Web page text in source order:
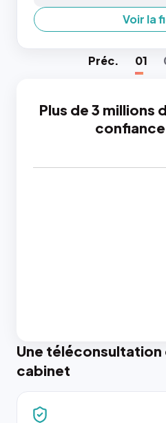
Voir la
Préc. 01
Plus de 3 millions
confiance
Une téléconsultation
cabinet